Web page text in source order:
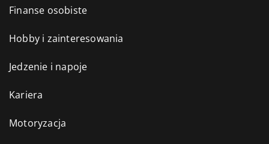
Finanse osobiste
Hobby i zainteresowania
Jedzenie i napoje
Kariera
Motoryzacja